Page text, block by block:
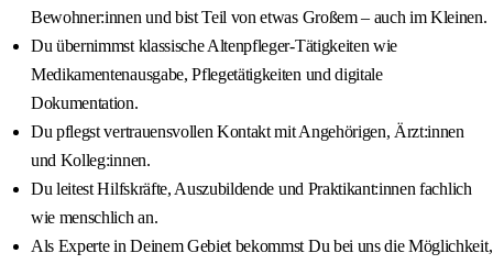
Bewohner:innen und bist Teil von etwas Großem – auch im Kleinen.
Du übernimmst klassische Altenpfleger-Tätigkeiten wie
Medikamentenausgabe, Pflegetätigkeiten und digitale
Dokumentation.
Du pflegst vertrauensvollen Kontakt mit Angehörigen, Ärzt:innen
und Kolleg:innen.
Du leitest Hilfskräfte, Auszubildende und Praktikant:innen fachlich
wie menschlich an.
Als Experte in Deinem Gebiet bekommst Du bei uns die Möglichkeit,